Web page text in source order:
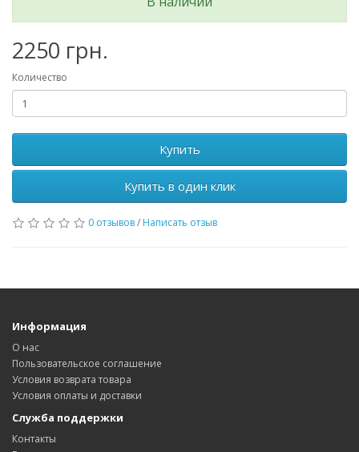
2250 грн.
Количество
Купить
Купить в один клик
0 отзывов/ Написать отзыв
Информация
О нас
Пользовательское соглашение
Условия возврата товара
Условия оплаты и доставки
Служба поддержки
Контакты